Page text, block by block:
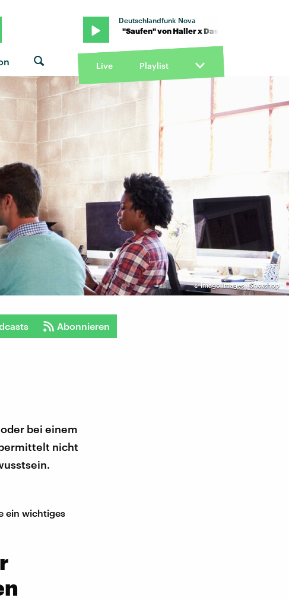
Deutschlandfunk Nova
Lumpenpack · "Saufen" von Haller x Das Lumpenpack · "Saufen" von
Live Playlist
©Imago Images | Shotshop
Abonnieren
bei einem
nicht
ein wichtiges